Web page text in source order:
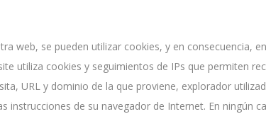
web, se pueden utilizar cookies, y en consecuencia,
utiliza cookies y seguimientos de IPs que permiten
URL y dominio de la que proviene, explorador
instrucciones de su navegador de Internet. En ningún